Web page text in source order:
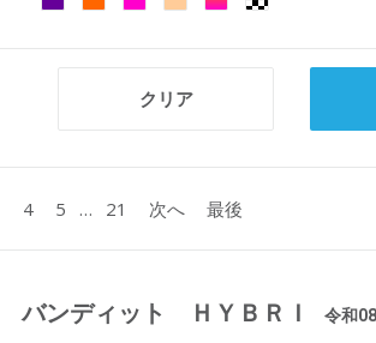
4 5 … 21 次へ 最後
ンディット ＨＹＢＲＩ 令和08年（2026年